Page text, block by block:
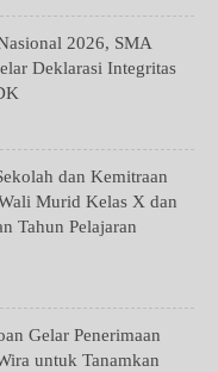
2026, SMA
Deklarasi Integritas
dan Kemitraan
Murid Kelas X dan
Tahun Pelajaran
Gelar Penerimaan
untuk Tanamkan